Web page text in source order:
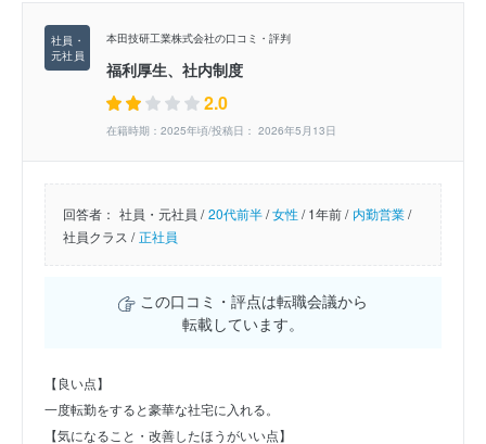
本田技研工業株式会社の口コミ・評判
福利厚生、社内制度
2.0
在籍時期：2025年頃/投稿日： 2026年5月13日
回答者： 社員・元社員 / 20代前半/女性/1年前 / 内勤営業/
社員クラス / 正社員
この口コミ・評点は転職会議から
転載しています。
【良い点】
一度転勤をすると豪華な社宅に入れる。
【気になること・改善したほうがいい点】